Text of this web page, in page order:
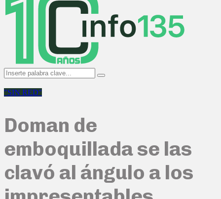
Search
for:
Search
"SIN RED"
Doman de
emboquillada se las
clavó al ángulo a los